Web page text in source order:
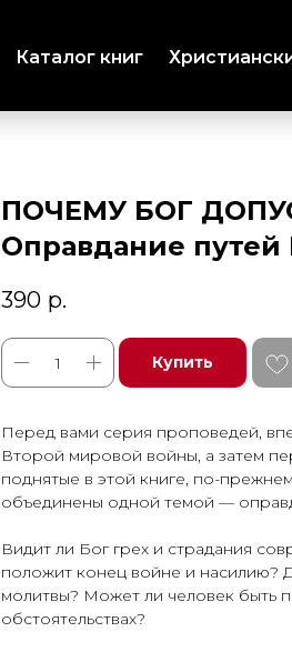
Каталог книг
ПОЧЕМУ БОГ
Оправдание
390 р.
Купить
Перед вами серия проповедей,
Второй мировой войны, а затем
поднятые в этой книге, по-
объединены одной темой —
Видит ли Бог грех и страдания
положит конец войне и насилию?
молитвы? Может ли человек быть
обстоятельствах?